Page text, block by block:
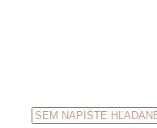
Products